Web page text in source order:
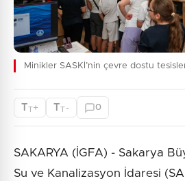
Minikler SASKİ’nin çevre dostu
TT+ TT - 0
SAKARYA (İGFA) - Sakarya
Su ve Kanalizasyon İdaresi